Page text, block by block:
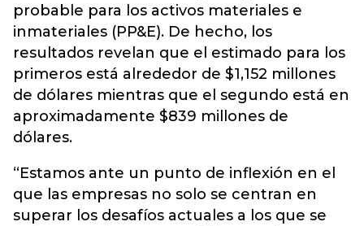
probable para los activos materiales e
inmateriales (PP&E). De hecho, los
resultados revelan que el estimado para los
primeros está alrededor de $1,152 millones
de dólares mientras que el segundo está en
aproximadamente $839 millones de
dólares.
“Estamos ante un punto de inflexión en el
que las empresas no solo se centran en
superar los desafíos actuales a los que se